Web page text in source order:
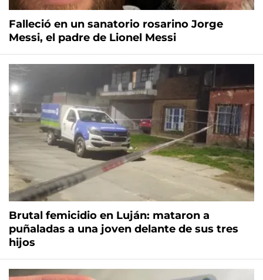
Falleció en un sanatorio rosarino Jorge
Messi, el padre de Lionel Messi
Brutal femicidio en Luján: mataron a
puñaladas a una joven delante de sus tres
hijos